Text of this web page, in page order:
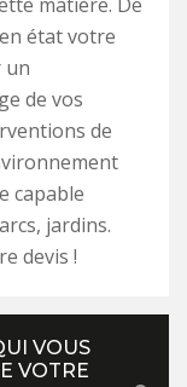
état votre
un
de vos
de
capable
jardins.
devis !
VOUS
VOTRE